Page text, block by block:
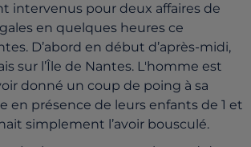
intervenus pour deux affaires de
en quelques heures ce
D’abord en début d’après-midi,
sur l’Île de Nantes. L'homme est
donné un coup de poing à sa
en présence de leurs enfants de 1 et
simplement l’avoir bousculé.